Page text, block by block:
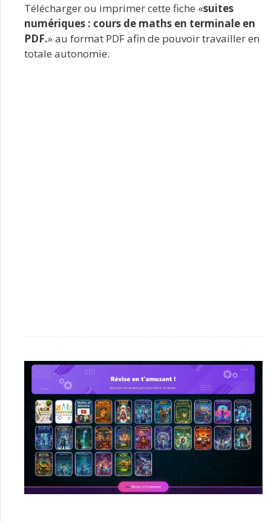
Télécharger ou imprimer cette fiche «suites
numériques : cours de maths en terminale en
PDF.» au format PDF afin de pouvoir travailler en
totale autonomie.